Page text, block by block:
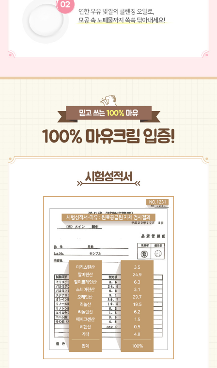
페이코 라이프